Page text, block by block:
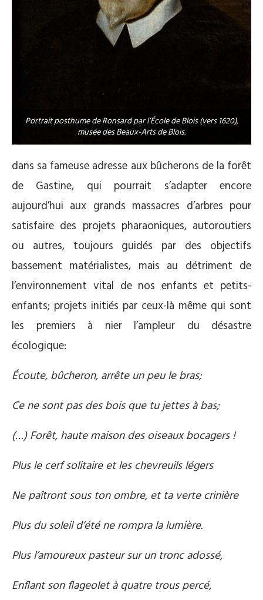
Portrait posthume de Ronsard par l’École de Blois (vers 1620),
musée des Beaux-Arts de Blois.
dans sa fameuse adresse aux bûcherons de la forêt
de Gastine, qui pourrait s’adapter encore
aujourd’hui aux grands massacres d’arbres pour
satisfaire des projets pharaoniques, autoroutiers
ou autres, toujours guidés par des objectifs
bassement matérialistes, mais au détriment de
l’environnement vital de nos enfants et petits-
enfants; projets initiés par ceux-là même qui sont
les premiers à nier l’ampleur du désastre
écologique:
Écoute, bûcheron, arrête un peu le bras;
Ce ne sont pas des bois que tu jettes à bas;
(…) Forêt, haute maison des oiseaux bocagers !
Plus le cerf solitaire et les chevreuils légers
Ne paîtront sous ton ombre, et ta verte crinière
Plus du soleil d’été ne rompra la lumière.
Plus l’amoureux pasteur sur un tronc adossé,
Enflant son flageolet à quatre trous percé,